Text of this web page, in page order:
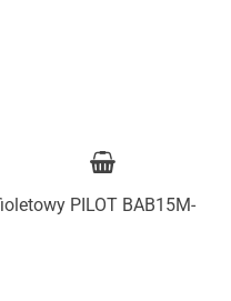
PILOT BAB15M-